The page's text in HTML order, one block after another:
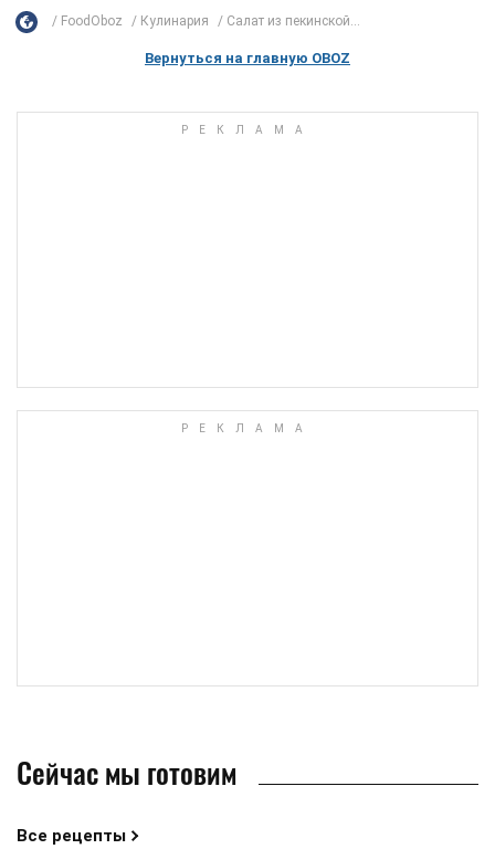
FoodOboz Кулинария Салат из пекинской...
Вернуться на главную OBOZ
Сейчас мы готовим
Все рецепты